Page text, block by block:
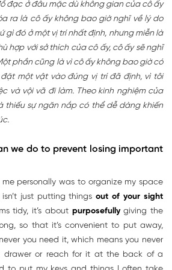
đạc ở đâu mặc dù không gian của cô ấy
ra là cô ấy không bao giờ nghĩ về lý do
gì đó ở một vị trí nhất định, nhưng miễn là
hợp với sở thích của cô ấy, cô ấy sẽ nghĩ
phần cũng là vì cô ấy không bao giờ có
một vật vào đúng vị trí đã định, vì tôi
và vội vã đi làm. Theo kinh nghiệm của
thiếu sự ngăn nắp có thể dễ dàng khiến
we do to prevent losing important
personally was to organize my space
isn’t just putting thingsout of your sight
tidy, it’s about purposefullygiving the
so that it’s convenient to put away,
you need it, which means you never
drawer or reach for it at the back of a